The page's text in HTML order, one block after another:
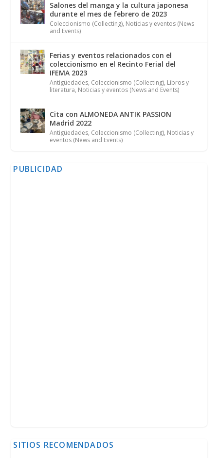
Salones del manga y la cultura japonesa
durante el mes de febrero de 2023
Coleccionismo (Collecting), Noticias y eventos (News
and Events)
Ferias y eventos relacionados con el
coleccionismo en el Recinto Ferial del
IFEMA 2023
Antigüedades, Coleccionismo (Collecting), Libros y
literatura, Noticias y eventos (News and Events)
Cita con ALMONEDA ANTIK PASSION
Madrid 2022
Antigüedades, Coleccionismo (Collecting), Noticias y
eventos (News and Events)
PUBLICIDAD
SITIOS RECOMENDADOS